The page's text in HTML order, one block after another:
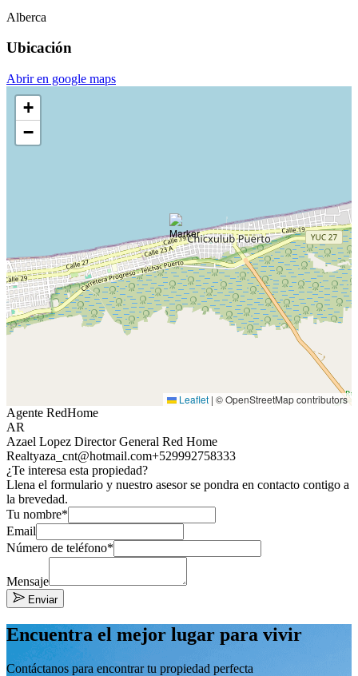
Alberca
Ubicación
Abrir en google maps
+
−
Leaflet | © OpenStreetMap contributors
Agente RedHome
AR
Azael Lopez Director General Red Home
Realtyaza_cnt@hotmail.com+529992758333
¿Te interesa esta propiedad?
Llena el formulario y nuestro asesor se pondra en contacto contigo a
la brevedad.
Tu nombre*
Email
Número de teléfono*
Mensaje
Enviar
Encuentra el mejor lugar para vivir
Contáctanos para encontrar tu propiedad perfecta